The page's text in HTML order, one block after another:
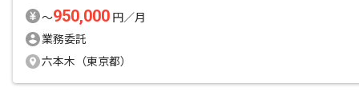
〜950,000 円／月
業務委託
六本木（東京都）